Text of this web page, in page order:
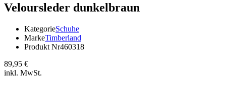
Veloursleder dunkelbraun
KategorieSchuhe
MarkeTimberland
Produkt Nr460318
89,95 €
inkl. MwSt.